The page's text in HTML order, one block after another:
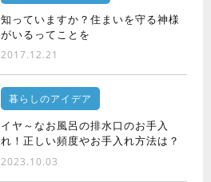
知っていますか？住まいを守る神様
がいるってことを
2017.12.21
暮らしのアイデア
イヤ～なお風呂の排水口のお手入
れ！正しい頻度やお手入れ方法は？
2023.10.03